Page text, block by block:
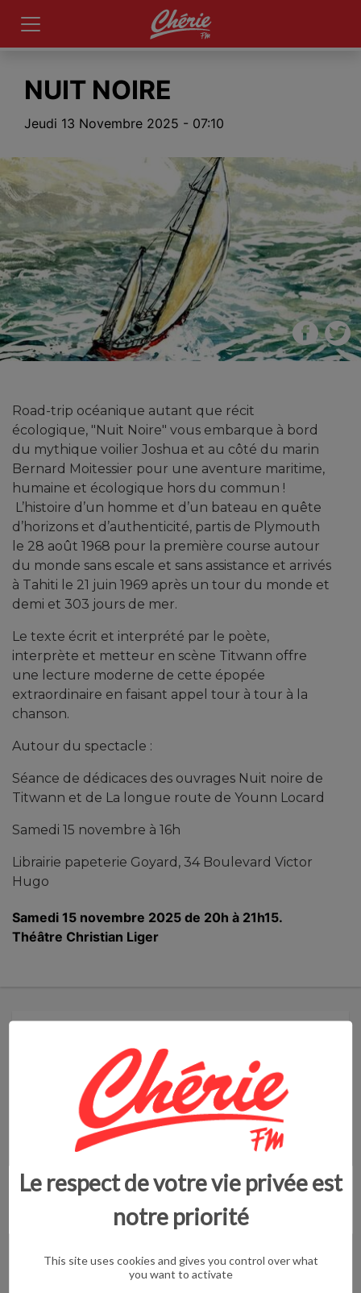
NUIT NOIRE
Jeudi 13 Novembre 2025 - 07:10
Road-trip océanique autant que récit
écologique, "Nuit Noire" vous embarque à bord
du mythique voilier Joshua et au côté du marin
Bernard Moitessier pour une aventure maritime,
humaine et écologique hors du commun !
L’histoire d’un homme et d’un bateau en quête
d’horizons et d’authenticité, partis de Plymouth
le 28 août 1968 pour la première course autour
du monde sans escale et sans assistance et arrivés
à Tahiti le 21 juin 1969 après un tour du monde et
demi et 303 jours de mer.
Le texte écrit et interprété par le poète,
interprète et metteur en scène Titwann offre
une lecture moderne de cette épopée
extraordinaire en faisant appel tour à tour à la
chanson.
Autour du spectacle :
Séance de dédicaces des ouvrages Nuit noire de
Titwann et de La longue route de Younn Locard
Samedi 15 novembre à 16h
Librairie papeterie Goyard, 34 Boulevard Victor
Hugo
Samedi 15 novembre 2025 de 20h à 21h15.
Théâtre Christian Liger
PROCHAINES ANIMATIONS - SPECTACLES
SAISON CULTURELLE
ITINÉRANTE...
CARNAS/QUISSAC/SAINT HIPPOLYTE DU
FORT/CROS/P...
FESTIVAL DU FILM
JUDICIAIRE...
Du 23 au 25 septembre 2025, le 1er Festival d...
Le respect de votre vie privée est
notre priorité
This site uses cookies and gives you control over what
you want to activate